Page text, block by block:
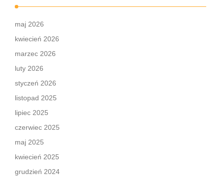
maj 2026
kwiecień 2026
marzec 2026
luty 2026
styczeń 2026
listopad 2025
lipiec 2025
czerwiec 2025
maj 2025
kwiecień 2025
grudzień 2024